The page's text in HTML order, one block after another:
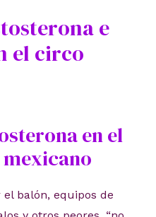
e
el circo
en el
mexicano
el balón, equipos de